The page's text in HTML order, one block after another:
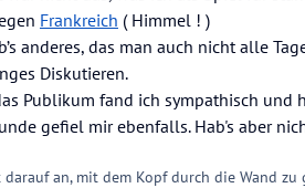
Frankreich ( Himmel ! )
anderes, das man auch nicht alle
Diskutieren.
Publikum fand ich sympathisch und
gefiel mir ebenfalls. Hab's aber
an, mit dem Kopf durch die Wand